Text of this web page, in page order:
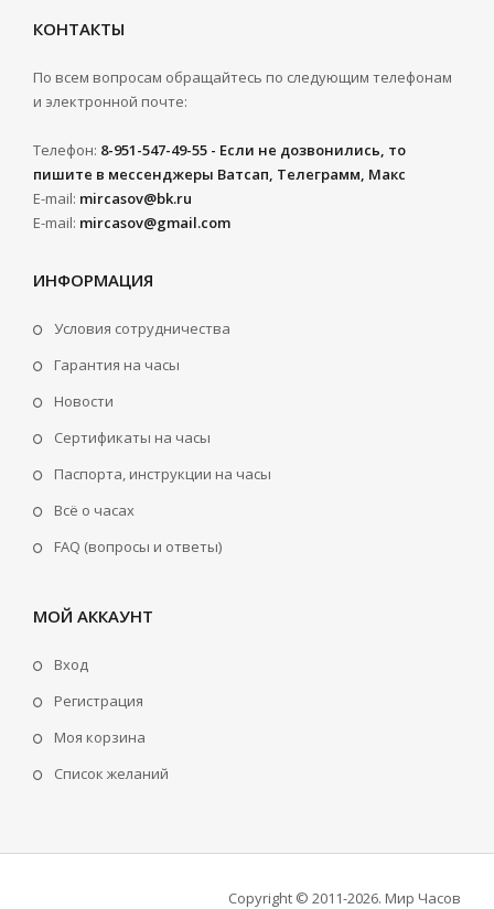
КОНТАКТЫ
По всем вопросам обращайтесь по следующим телефонам
и электронной почте:
Телефон: 8-951-547-49-55 - Если не дозвонились, то
пишите в мессенджеры Ватсап, Телеграмм, Макс
E-mail: mircasov@bk.ru
E-mail: mircasov@gmail.com
ИНФОРМАЦИЯ
Условия сотрудничества
Гарантия на часы
Новости
Сертификаты на часы
Паспорта, инструкции на часы
Всё о часах
FAQ (вопросы и ответы)
МОЙ АККАУНТ
Вход
Регистрация
Моя корзина
Cписок желаний
Copyright © 2011-2026. Мир Часов